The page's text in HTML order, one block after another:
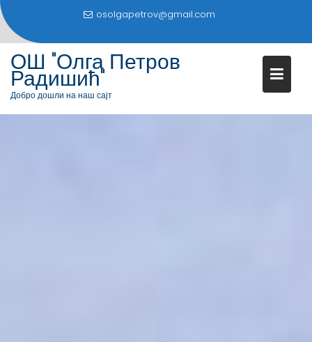
S
i
osolgapetrov@gmail.com
ОШ "Олга Петров
Радишић"
Добро дошли на наш сајт